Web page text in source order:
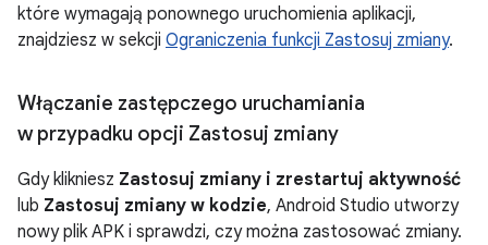
które wymagają ponownego uruchomienia aplikacji,
znajdziesz w sekcji Ograniczenia funkcji Zastosuj zmiany.
Włączanie zastępczego uruchamiania
w przypadku opcji Zastosuj zmiany
Gdy klikniesz Zastosuj zmiany i zrestartuj aktywność
lub Zastosuj zmiany w kodzie, Android Studio utworzy
nowy plik APK i sprawdzi, czy można zastosować zmiany.